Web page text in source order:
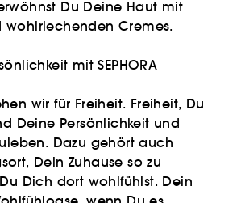
Du Deine Haut mit
wohlriechenden Cremes.
mit SEPHORA
wir für Freiheit. Freiheit, Du
Deine Persönlichkeit und
Dazu gehört auch
Dein Zuhause so zu
Dich dort wohlfühlst. Dein